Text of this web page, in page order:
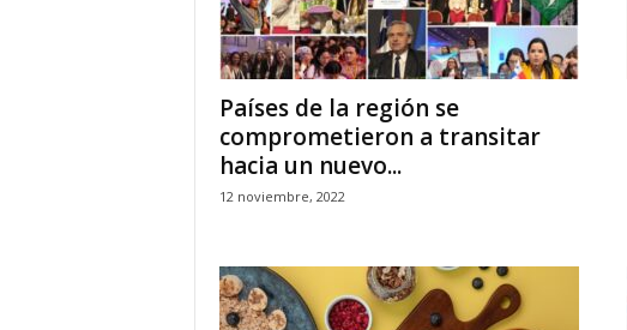
Países de la región se
comprometieron a transitar
hacia un nuevo...
12 noviembre, 2022